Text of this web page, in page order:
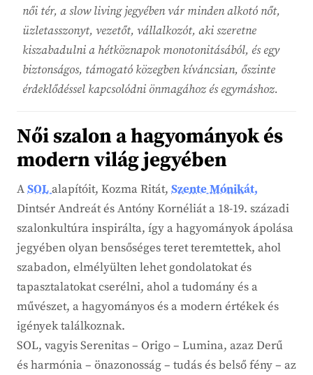
női tér, a slow living jegyében vár minden alkotó nőt,
üzletasszonyt, vezetőt, vállalkozót, aki szeretne
kiszabadulni a hétköznapok monotonitásából, és egy
biztonságos, támogató közegben kíváncsian, őszinte
érdeklődéssel kapcsolódni önmagához és egymáshoz.
Női szalon a hagyományok és
modern világ jegyében
ASOLalapítóit, Kozma Ritát, Szente Mónikát,
Dintsér Andreát és Antóny Kornéliát a 18-19. századi
szalonkultúra inspirálta, így a hagyományok ápolása
jegyében olyan bensőséges teret teremtettek, ahol
szabadon, elmélyülten lehet gondolatokat és
tapasztalatokat cserélni, ahol a tudomány és a
művészet, a hagyományos és a modern értékek és
igények találkoznak.
SOL, vagyis Serenitas – Origo – Lumina, azaz Derű
és harmónia – önazonosság – tudás és belső fény – az